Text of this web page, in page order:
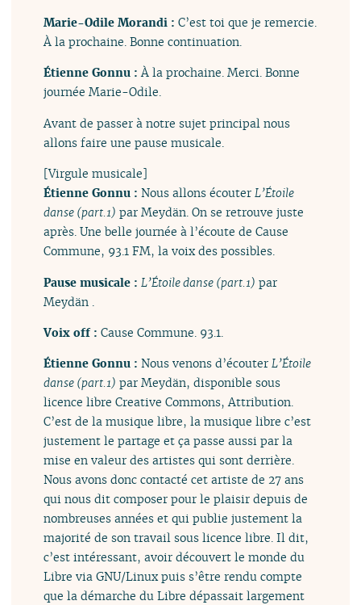
Marie-Odile Morandi :C’est toi que je remercie.
À la prochaine. Bonne continuation.
Étienne Gonnu :À la prochaine. Merci. Bonne
journée Marie-Odile.
Avant de passer à notre sujet principal nous
allons faire une pause musicale.
[Virgule musicale]
Étienne Gonnu :Nous allons écouterL’Étoile
danse (part.1) par Meydän. On se retrouve juste
après. Une belle journée à l’écoute de Cause
Commune, 93.1 FM, la voix des possibles.
Pause musicale : L’Étoile danse (part.1) par
Meydän .
Voix off :Cause Commune. 93.1.
Étienne Gonnu :Nous venons d’écouterL’Étoile
danse (part.1) par Meydän, disponible sous
licence libre Creative Commons, Attribution.
C’est de la musique libre, la musique libre c’est
justement le partage et ça passe aussi par la
mise en valeur des artistes qui sont derrière.
Nous avons donc contacté cet artiste de 27 ans
qui nous dit composer pour le plaisir depuis de
nombreuses années et qui publie justement la
majorité de son travail sous licence libre. Il dit,
c’est intéressant, avoir découvert le monde du
Libre via GNU/Linux puis s’être rendu compte
que la démarche du Libre dépassait largement